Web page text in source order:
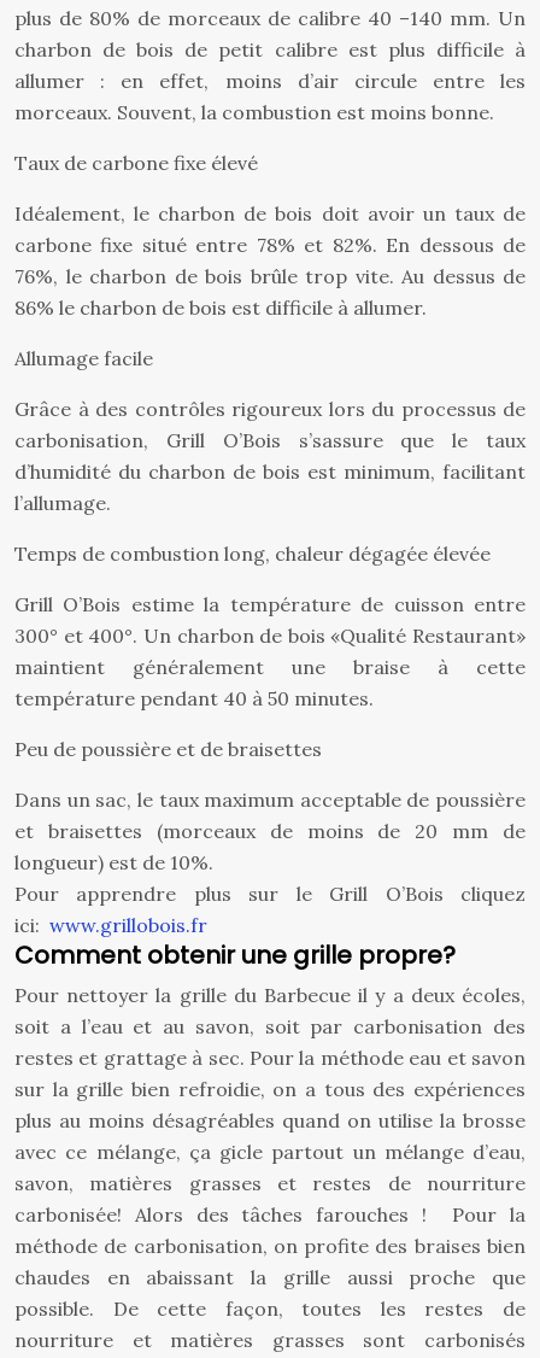
plus de 80% de morceaux de calibre 40 –140 mm. Un
charbon de bois de petit calibre est plus difficile à
allumer : en effet, moins d’air circule entre les
morceaux. Souvent, la combustion est moins bonne.
Taux de carbone fixe élevé
Idéalement, le charbon de bois doit avoir un taux de
carbone fixe situé entre 78% et 82%. En dessous de
76%, le charbon de bois brûle trop vite. Au dessus de
86% le charbon de bois est difficile à allumer.
Allumage facile
Grâce à des contrôles rigoureux lors du processus de
carbonisation, Grill O’Bois s’sassure que le taux
d’humidité du charbon de bois est minimum, facilitant
l’allumage.
Temps de combustion long, chaleur dégagée élevée
Grill O’Bois estime la température de cuisson entre
300° et 400°. Un charbon de bois «Qualité Restaurant»
maintient généralement une braise à cette
température pendant 40 à 50 minutes.
Peu de poussière et de braisettes
Dans un sac, le taux maximum acceptable de poussière
et braisettes (morceaux de moins de 20 mm de
longueur) est de 10%.
Pour apprendre plus sur le Grill O’Bois cliquez
ici: www.grillobois.fr
Comment obtenir une grille propre?
Pour nettoyer la grille du Barbecue il y a deux écoles,
soit a l’eau et au savon, soit par carbonisation des
restes et grattage à sec. Pour la méthode eau et savon
sur la grille bien refroidie, on a tous des expériences
plus au moins désagréables quand on utilise la brosse
avec ce mélange, ça gicle partout un mélange d’eau,
savon, matières grasses et restes de nourriture
carbonisée! Alors des tâches farouches ! Pour la
méthode de carbonisation, on profite des braises bien
chaudes en abaissant la grille aussi proche que
possible. De cette façon, toutes les restes de
nourriture et matières grasses sont carbonisés